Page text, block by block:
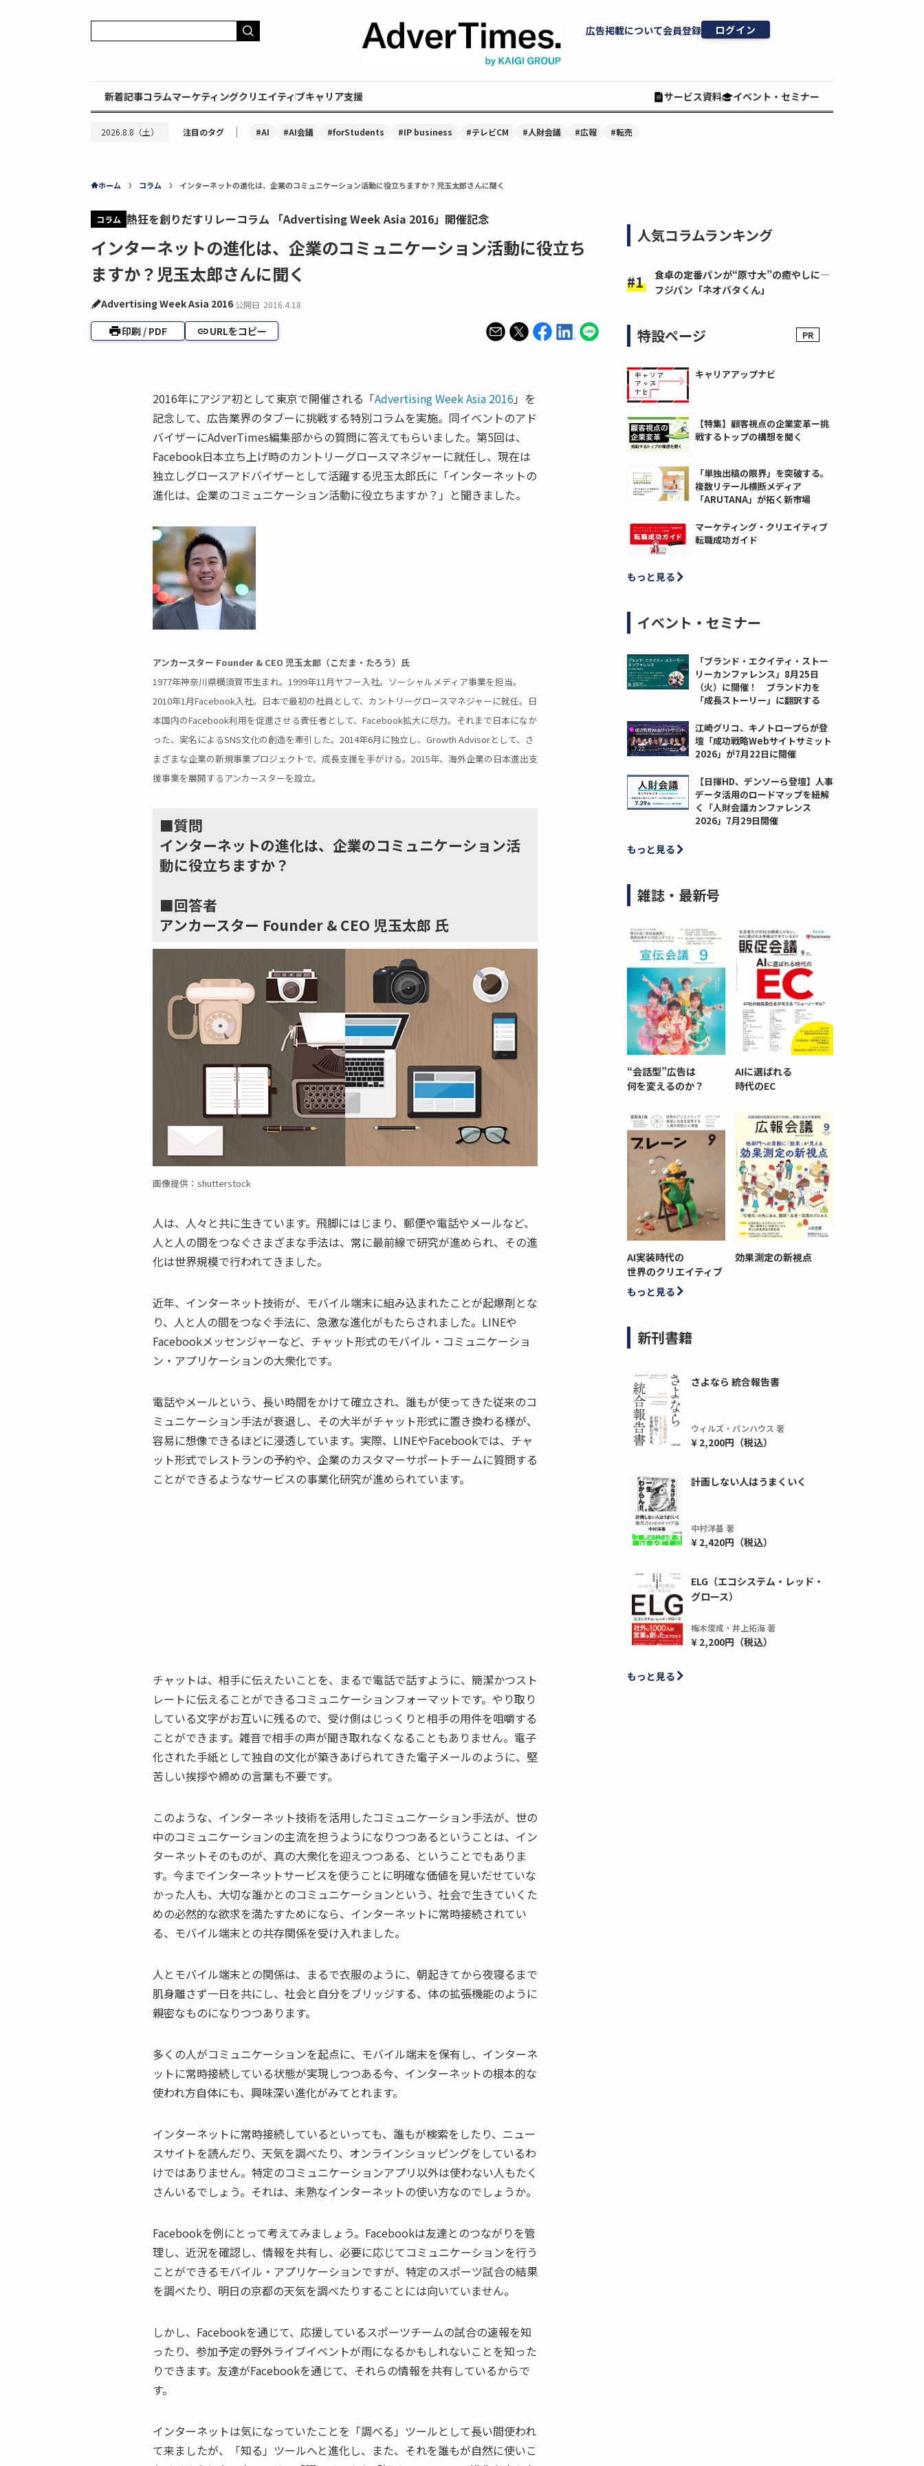
広告掲載について会員登録 ログイン
新着記事コラムマーケティングクリエイティブキャリア支援 サービス資料 イベント・セミナー
2026.8.8（土） 注目のタグ ｜ #AI #AI会議 #forStudents #IP business #テレビCM #人財会議 #広報 #転売
ホーム コラム インターネットの進化は、企業のコミュニケーション活動に役立ちますか？児玉太郎さんに聞く
コラム 熱狂を創りだすリレーコラム 「Advertising Week Asia 2016」開催記念
インターネットの進化は、企業のコミュニケーション活動に役立ち
ますか？児玉太郎さんに聞く
Advertising Week Asia 2016 公開日 2016.4.18
印刷 / PDF URLをコピー
2016年にアジア初として東京で開催される「Advertising Week Asia 2016」を
記念して、広告業界のタブーに挑戦する特別コラムを実施。同イベントのアド
バイザーにAdverTimes編集部からの質問に答えてもらいました。第5回は、
Facebook日本立ち上げ時のカントリーグロースマネジャーに就任し、現在は
独立しグロースアドバイザーとして活躍する児玉太郎氏に「インターネットの
進化は、企業のコミュニケーション活動に役立ちますか？」と聞きました。
アンカースター Founder & CEO 児玉太郎（こだま・たろう）氏
1977年神奈川県横須賀市生まれ。1999年11月ヤフー入社。ソーシャルメディア事業を担当。
2010年1月Facebook入社。日本で最初の社員として、カントリーグロースマネジャーに就任。日
本国内のFacebook利用を促進させる責任者として、Facebook拡大に尽力。それまで日本になか
った、実名によるSNS文化の創造を牽引した。2014年6月に独立し、Growth Advisorとして、さ
まざまな企業の新規事業プロジェクトで、成長支援を手がける。2015年、海外企業の日本進出支
援事業を展開するアンカースターを設立。
■質問
インターネットの進化は、企業のコミュニケーション活
動に役立ちますか？
■回答者
アンカースター Founder & CEO 児玉太郎 氏
画像提供：shutterstock
人は、人々と共に生きています。飛脚にはじまり、郵便や電話やメールなど、
人と人の間をつなぐさまざまな手法は、常に最前線で研究が進められ、その進
化は世界規模で行われてきました。
近年、インターネット技術が、モバイル端末に組み込まれたことが起爆剤とな
り、人と人の間をつなぐ手法に、急激な進化がもたらされました。LINEや
Facebookメッセンジャーなど、チャット形式のモバイル・コミュニケーショ
ン・アプリケーションの大衆化です。
電話やメールという、長い時間をかけて確立され、誰もが使ってきた従来のコ
ミュニケーション手法が衰退し、その大半がチャット形式に置き換わる様が、
容易に想像できるほどに浸透しています。実際、LINEやFacebookでは、チャ
ット形式でレストランの予約や、企業のカスタマーサポートチームに質問する
ことができるようなサービスの事業化研究が進められています。
チャットは、相手に伝えたいことを、まるで電話で話すように、簡潔かつスト
レートに伝えることができるコミュニケーションフォーマットです。やり取り
している文字がお互いに残るので、受け側はじっくりと相手の用件を咀嚼する
ことができます。雑音で相手の声が聞き取れなくなることもありません。電子
化された手紙として独自の文化が築きあげられてきた電子メールのように、堅
苦しい挨拶や締めの言葉も不要です。
このような、インターネット技術を活用したコミュニケーション手法が、世の
中のコミュニケーションの主流を担うようになりつつあるということは、イン
ターネットそのものが、真の大衆化を迎えつつある、ということでもありま
す。今までインターネットサービスを使うことに明確な価値を見いだせていな
かった人も、大切な誰かとのコミュニケーションという、社会で生きていくた
めの必然的な欲求を満たすためになら、インターネットに常時接続されてい
る、モバイル端末との共存関係を受け入れました。
人とモバイル端末との関係は、まるで衣服のように、朝起きてから夜寝るまで
肌身離さず一日を共にし、社会と自分をブリッジする、体の拡張機能のように
親密なものになりつつあります。
多くの人がコミュニケーションを起点に、モバイル端末を保有し、インターネ
ットに常時接続している状態が実現しつつある今、インターネットの根本的な
使われ方自体にも、興味深い進化がみてとれます。
インターネットに常時接続しているといっても、誰もが検索をしたり、ニュー
スサイトを読んだり、天気を調べたり、オンラインショッピングをしているわ
けではありません。特定のコミュニケーションアプリ以外は使わない人もたく
さんいるでしょう。それは、未熟なインターネットの使い方なのでしょうか。
Facebookを例にとって考えてみましょう。Facebookは友達とのつながりを管
理し、近況を確認し、情報を共有し、必要に応じてコミュニケーションを行う
ことができるモバイル・アプリケーションですが、特定のスポーツ試合の結果
を調べたり、明日の京都の天気を調べたりすることには向いていません。
しかし、Facebookを通じて、応援しているスポーツチームの試合の速報を知
ったり、参加予定の野外ライブイベントが雨になるかもしれないことを知った
りできます。友達がFacebookを通じて、それらの情報を共有しているからで
す。
インターネットは気になっていたことを「調べる」ツールとして長い間使われ
て来ましたが、「知る」ツールへと進化し、また、それを誰もが自然に使いこ
人気コラムランキング
食卓の定番パンが“原寸大”の癒やしに―
フジパン「ネオバタくん」
特設ページ
キャリアアップナビ
【特集】顧客視点の企業変革ー挑
戦するトップの構想を聞く
「単独出稿の限界」を突破する。
複数リテール横断メディア
「ARUTANA」が拓く新市場
マーケティング・クリエイティブ
転職成功ガイド
もっと見る
イベント・セミナー
「ブランド・エクイティ・ストー
リーカンファレンス」8月25日
（火）に開催！ ブランド力を
「成長ストーリー」に翻訳する
江崎グリコ、キノトロープらが登
壇「成功戦略Webサイトサミット
2026」が7月22日に開催
【日揮HD、デンソーら登壇】人事
データ活用のロードマップを紐解
く「人財会議カンファレンス
2026」7月29日開催
もっと見る
雑誌・最新号
“会話型”広告は
何を変えるのか？
AIに選ばれる
時代のEC
AI実装時代の
世界のクリエイティブ
効果測定の新視点
もっと見る
新刊書籍
さよなら 統合報告書
ウィルズ・パンハウス 著
¥ 2,200円（税込）
計画しない人はうまくいく
中村洋基 著
¥ 2,420円（税込）
ELG（エコシステム・レッド・
グロース）
梅木俊成・井上拓海 著
¥ 2,200円（税込）
もっと見る